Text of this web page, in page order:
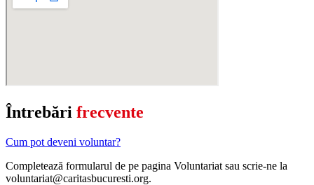
Întrebări frecvente
Cum pot deveni voluntar?
Completează formularul de pe pagina Voluntariat sau scrie-ne la
voluntariat@caritasbucuresti.org.